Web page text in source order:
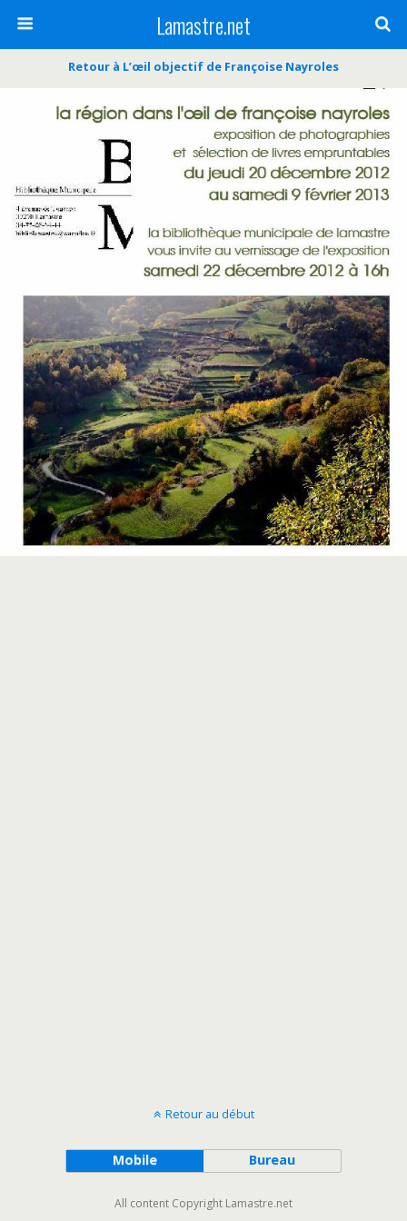
Lamastre.net
Retour à L’œil objectif de Françoise Nayroles
Retour au début
Mobile Bureau
All content Copyright Lamastre.net